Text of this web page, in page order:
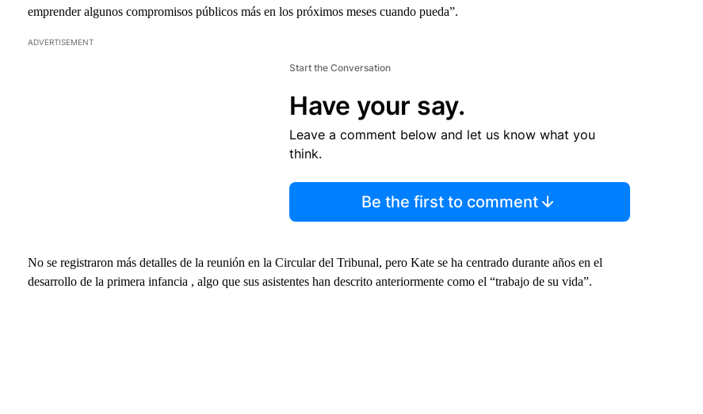
emprender algunos compromisos públicos más en los próximos meses cuando pueda”.
ADVERTISEMENT
Start the Conversation
Have your say.
Leave a comment below and let us know what you
think.
Be the first to comment
No se registraron más detalles de la reunión en la Circular del Tribunal, pero Kate se ha centrado durante años en el
desarrollo de la primera infancia , algo que sus asistentes han descrito anteriormente como el “trabajo de su vida”.